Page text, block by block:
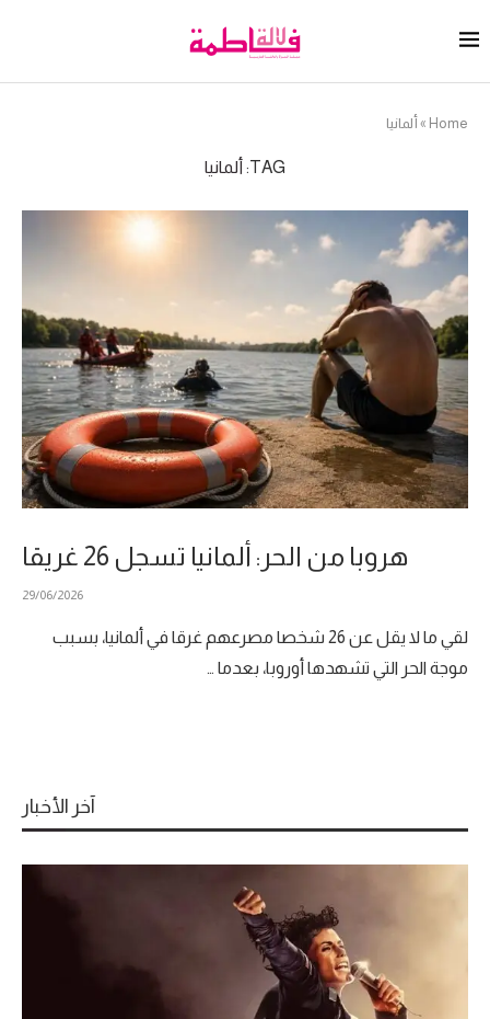
Home
»ألمانيا
TAG: ألمانيا
هروبا من الحر: ألمانيا تسجل 26 غريقا
29/06/2026
لقي ما لا يقل عن 26 شخصا مصرعهم غرقا في ألمانيا، بسبب
موجة الحر التي تشهدها أوروبا، بعدما …
آخر الأخبار